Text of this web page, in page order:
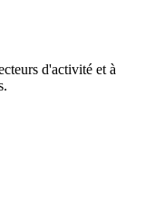
d'activité et à